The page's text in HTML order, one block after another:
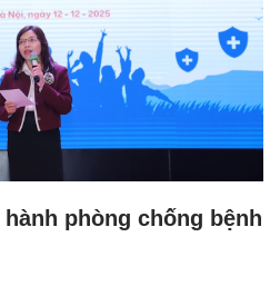
phòng chống bệnh